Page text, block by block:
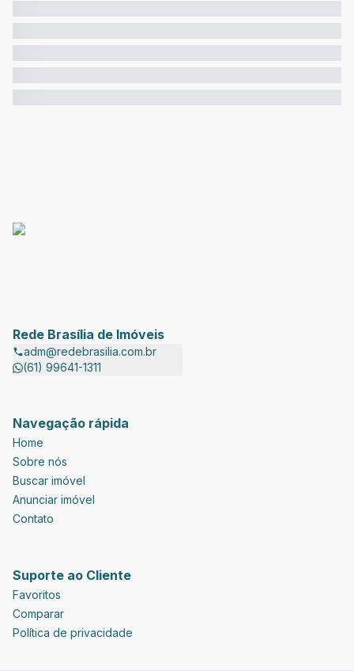
Rede Brasília de Imóveis
adm@redebrasilia.com.br
(61) 99641-1311
Navegação rápida
Home
Sobre nós
Buscar imóvel
Anunciar imóvel
Contato
Suporte ao Cliente
Favoritos
Comparar
Política de privacidade